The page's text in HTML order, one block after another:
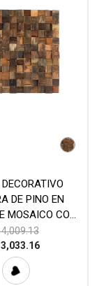
DE PINO EN
MOSAICO CON
(30×30cm)
4,009.13
3,033.16